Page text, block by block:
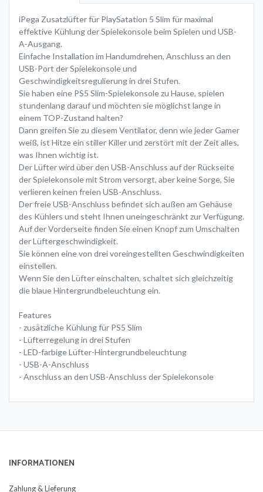
iPega Zusatzlüfter für PlaySatation 5 Slim für maximal
effektive Kühlung der Spielekonsole beim Spielen und USB-
A-Ausgang.
Einfache Installation im Handumdrehen, Anschluss an den
USB-Port der Spielekonsole und
Geschwindigkeitsregulierung in drei Stufen.
Sie haben eine PS5 Slim-Spielekonsole zu Hause, spielen
stundenlang darauf und möchten sie möglichst lange in
einem TOP-Zustand halten?
Dann greifen Sie zu diesem Ventilator, denn wie jeder Gamer
weiß, ist Hitze ein stiller Killer und zerstört mit der Zeit alles,
was Ihnen wichtig ist.
Der Lüfter wird über den USB-Anschluss auf der Rückseite
der Spielekonsole mit Strom versorgt, aber keine Sorge, Sie
verlieren keinen freien USB-Anschluss.
Der freie USB-Anschluss befindet sich außen am Gehäuse
des Kühlers und steht Ihnen uneingeschränkt zur Verfügung.
Auf der Vorderseite finden Sie einen Knopf zum Umschalten
der Lüftergeschwindigkeit.
Sie können eine von drei voreingestellten Geschwindigkeiten
einstellen.
Wenn Sie den Lüfter einschalten, schaltet sich gleichzeitig
die blaue Hintergrundbeleuchtung ein.
Features
- zusätzliche Kühlung für PS5 Slim
- Lüfterregelung in drei Stufen
- LED-farbige Lüfter-Hintergrundbeleuchtung
- USB-A-Anschluss
- Anschluss an den USB-Anschluss der Spielekonsole
INFORMATIONEN
Zahlung & Lieferung